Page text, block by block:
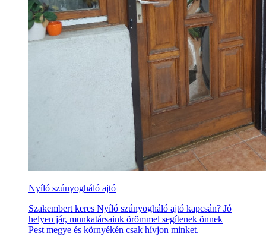
Nyíló szúnyogháló ajtó
Szakembert keres Nyíló szúnyogháló ajtó kapcsán? Jó
helyen jár, munkatársaink örömmel segítenek önnek
Pest megye és környékén csak hívjon minket.